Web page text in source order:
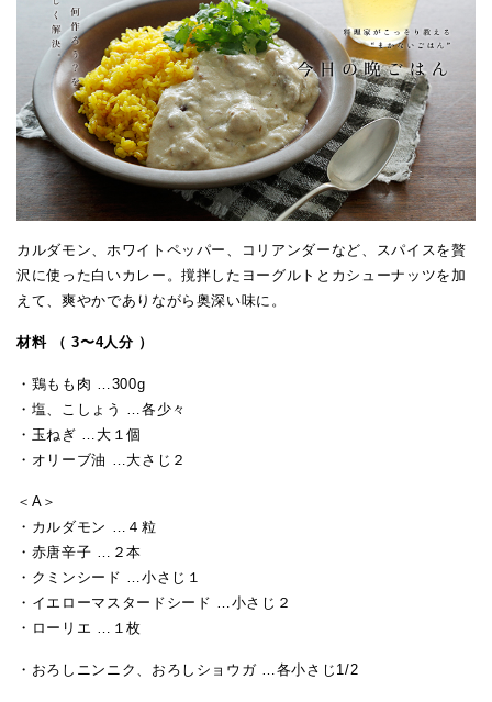
カルダモン、ホワイトペッパー、コリアンダーなど、スパイスを贅
沢に使った白いカレー。撹拌したヨーグルトとカシューナッツを加
えて、爽やかでありながら奥深い味に。
材料 （ 3〜4人分 ）
・鶏もも肉 …300g
・塩、こしょう …各少々
・玉ねぎ …大１個
・オリーブ油 …大さじ２
＜A＞
・カルダモン …４粒
・赤唐辛子 …２本
・クミンシード …小さじ１
・イエローマスタードシード …小さじ２
・ローリエ …１枚
・おろしニンニク、おろしショウガ …各小さじ1/2